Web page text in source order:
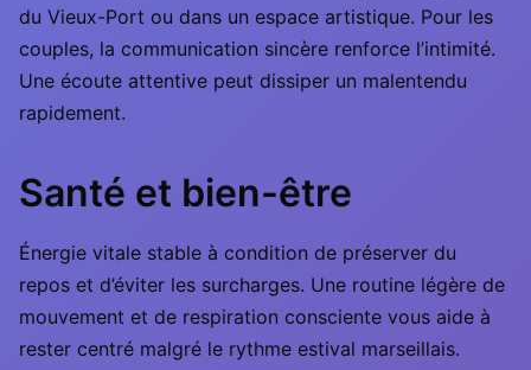
du Vieux-Port ou dans un espace artistique. Pour les
couples, la communication sincère renforce l’intimité.
Une écoute attentive peut dissiper un malentendu
rapidement.
Santé et bien-être
Énergie vitale stable à condition de préserver du
repos et d’éviter les surcharges. Une routine légère de
mouvement et de respiration consciente vous aide à
rester centré malgré le rythme estival marseillais.